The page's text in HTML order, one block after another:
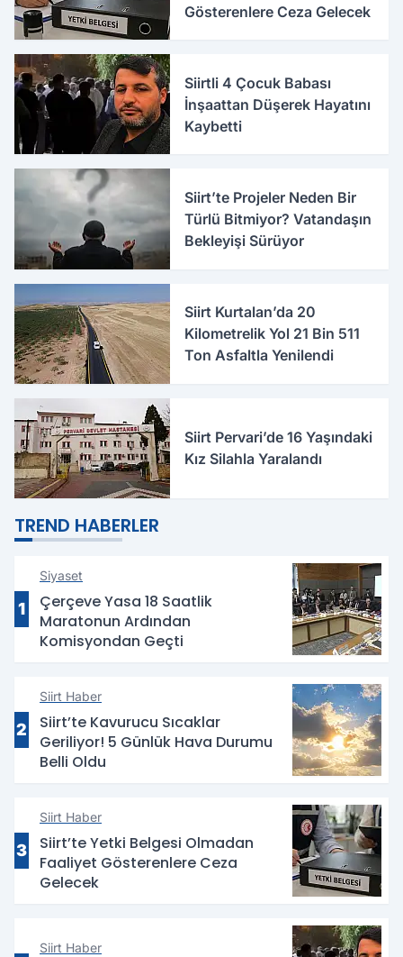
Gösterenlere Ceza Gelecek
Siirtli 4 Çocuk Babası
İnşaattan Düşerek Hayatını
Kaybetti
Siirt’te Projeler Neden Bir
Türlü Bitmiyor? Vatandaşın
Bekleyişi Sürüyor
Siirt Kurtalan’da 20
Kilometrelik Yol 21 Bin 511
Ton Asfaltla Yenilendi
Siirt Pervari’de 16 Yaşındaki
Kız Silahla Yaralandı
TREND HABERLER
1
Siyaset
Çerçeve Yasa 18 Saatlik
Maratonun Ardından
Komisyondan Geçti
2
Siirt Haber
Siirt’te Kavurucu Sıcaklar
Geriliyor! 5 Günlük Hava Durumu
Belli Oldu
3
Siirt Haber
Siirt’te Yetki Belgesi Olmadan
Faaliyet Gösterenlere Ceza
Gelecek
Siirt Haber